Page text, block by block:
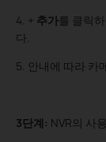
4. + 추가를 클릭
다.
5. 안내에 따라 카
3단계: NVR의 사